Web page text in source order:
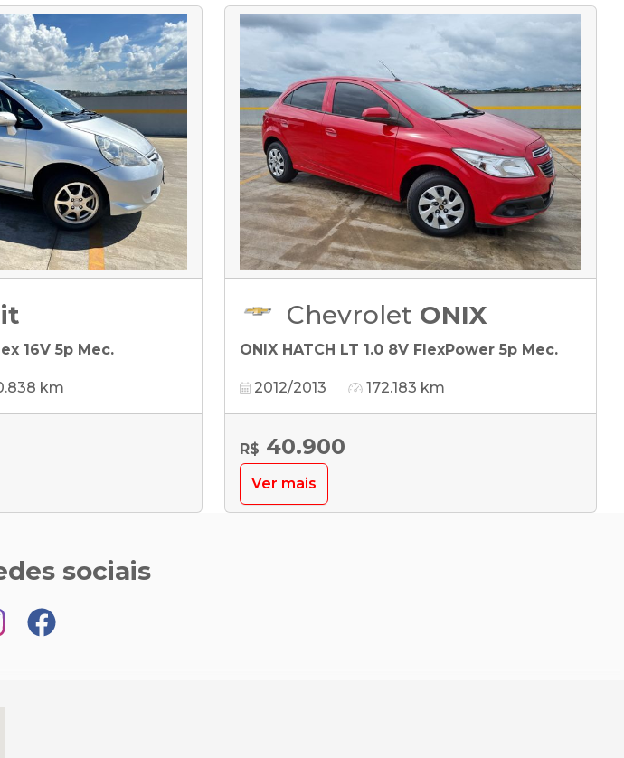
16V 5p Mec.
km
Chevrolet ONIX
ONIX HATCH LT 1.0 8V FlexPower 5p Mec.
2012/2013 172.183 km
R$ 40.900
Ver mais
sociais